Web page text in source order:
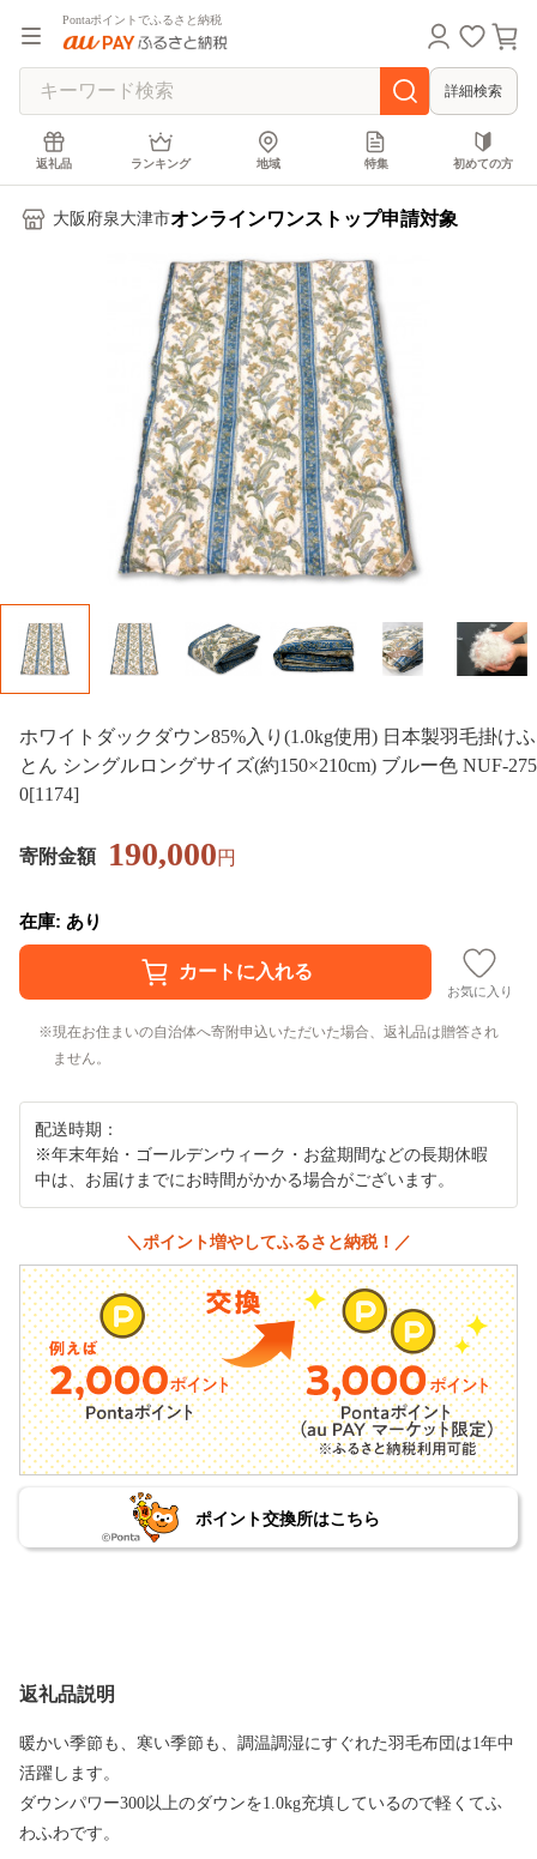
Pontaポイントでふるさと納税
詳細検索
返礼品 ランキング 地域 特集 初めての方
大阪府泉大津市オンラインワンストップ申請対象
ホワイトダックダウン85%入り(1.0kg使用) 日本製羽毛掛けふ
とん シングルロングサイズ(約150×210cm) ブルー色 NUF-275
0[1174]
寄附金額 190,000円
在庫: あり
お気に入り
現在お住まいの自治体へ寄附申込いただいた場合、返礼品は贈答され
ません。
配送時期：
※年末年始・ゴールデンウィーク・お盆期間などの長期休暇
中は、お届けまでにお時間がかかる場合がございます。
＼ポイント増やしてふるさと納税！／
ポイント交換所はこちら
返礼品説明
暖かい季節も、寒い季節も、調温調湿にすぐれた羽毛布団は1年中
活躍します。
ダウンパワー300以上のダウンを1.0kg充填しているので軽くてふ
わふわです。